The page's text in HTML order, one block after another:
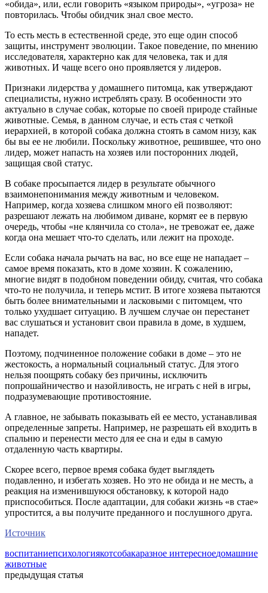
«обида», или, если говорить «языком природы», «угроза» не
повторилась. Чтобы обидчик знал свое место.
То есть месть в естественной среде, это еще один способ
защиты, инструмент эволюции. Такое поведение, по мнению
исследователя, характерно как для человека, так и для
животных. И чаще всего оно проявляется у лидеров.
Признаки лидерства у домашнего питомца, как утверждают
специалисты, нужно истреблять сразу. В особенности это
актуально в случае собак, которые по своей природе стайные
животные. Семья, в данном случае, и есть стая с четкой
иерархией, в которой собака должна стоять в самом низу, как
бы вы ее не любили. Поскольку животное, решившее, что оно
лидер, может напасть на хозяев или посторонних людей,
защищая свой статус.
В собаке просыпается лидер в результате обычного
взаимонепонимания между животным и человеком.
Например, когда хозяева слишком много ей позволяют:
разрешают лежать на любимом диване, кормят ее в первую
очередь, чтобы «не клянчила со стола», не тревожат ее, даже
когда она мешает что-то сделать, или лежит на проходе.
Если собака начала рычать на вас, но все еще не нападает –
самое время показать, кто в доме хозяин. К сожалению,
многие видят в подобном поведении обиду, считая, что собака
что-то не получила, и теперь мстит. В итоге хозяева пытаются
быть более внимательными и ласковыми с питомцем, что
только ухудшает ситуацию. В лучшем случае он перестанет
вас слушаться и установит свои правила в доме, в худшем,
нападет.
Поэтому, подчиненное положение собаки в доме – это не
жестокость, а нормальный социальный статус. Для этого
нельзя поощрять собаку без причины, исключить
попрошайничество и назойливость, не играть с ней в игры,
подразумевающие противостояние.
А главное, не забывать показывать ей ее место, устанавливая
определенные запреты. Например, не разрешать ей входить в
спальню и перенести место для ее сна и еды в самую
отдаленную часть квартиры.
Скорее всего, первое время собака будет выглядеть
подавленно, и избегать хозяев. Но это не обида и не месть, а
реакция на изменившуюся обстановку, к которой надо
приспособиться. После адаптации, для собаки жизнь «в стае»
упростится, а вы получите преданного и послушного друга.
Источник
воспитаниепсихологиякотсобакаразное интересноедомашние
животные
предыдущая статья